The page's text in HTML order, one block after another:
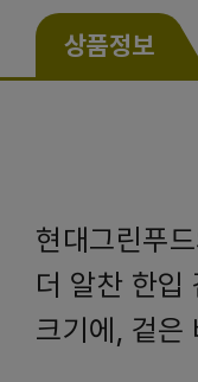
상품정보
현대그린푸
더 알찬 한입
크기에, 겉은